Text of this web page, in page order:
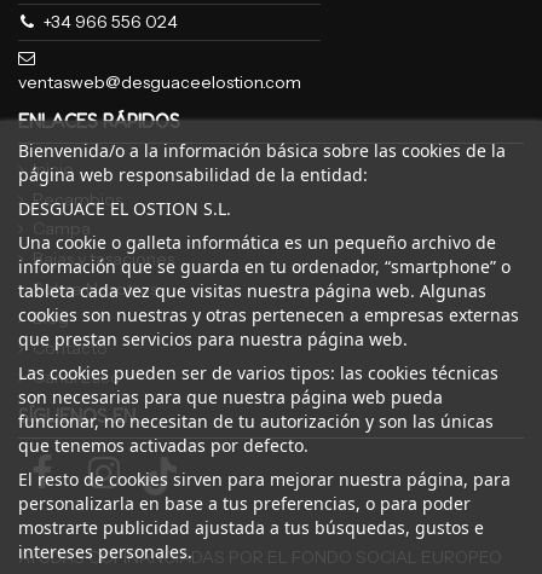
+34 966 556 024
ventasweb@desguaceelostion.com
ENLACES RÁPIDOS
Inicio
Recambios
Bajas y tasaciones
Sobre Nosotros
Blog
Contacto
Canal Ético
Bienvenida/o a la información básica sobre las cookies de la
página web responsabilidad de la entidad:
DESGUACE EL OSTION S.L.
Una cookie o galleta informática es un pequeño archivo de
información que se guarda en tu ordenador, “smartphone” o
tableta cada vez que visitas nuestra página web. Algunas
cookies son nuestras y otras pertenecen a empresas externas
que prestan servicios para nuestra página web.
Las cookies pueden ser de varios tipos: las cookies técnicas
son necesarias para que nuestra página web pueda
funcionar, no necesitan de tu autorización y son las únicas
que tenemos activadas por defecto.
El resto de cookies sirven para mejorar nuestra página, para
personalizarla en base a tus preferencias, o para poder
mostrarte publicidad ajustada a tus búsquedas, gustos e
intereses personales.
SÍGUENOS EN
AYUDAS COFINANCIADAS POR EL FONDO SOCIAL EUROPEO